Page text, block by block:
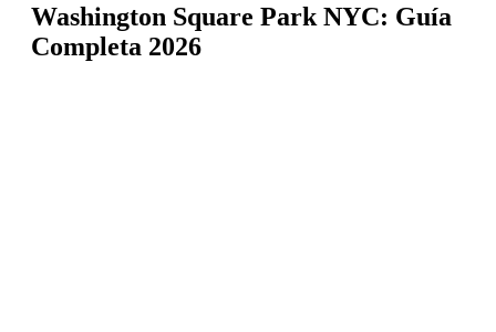
Washington Square Park NYC: Guía
Completa 2026